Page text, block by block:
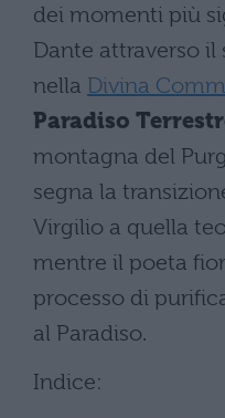
dei momenti più
Dante attraverso il
nella Divina
Paradiso
montagna del
segna la
Virgilio a quella
mentre il poeta
processo di
al Paradiso.
Indice: